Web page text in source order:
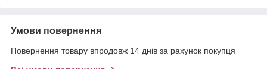
Умови повернення
Повернення товару впродовж 14 днів за рахунок покупця